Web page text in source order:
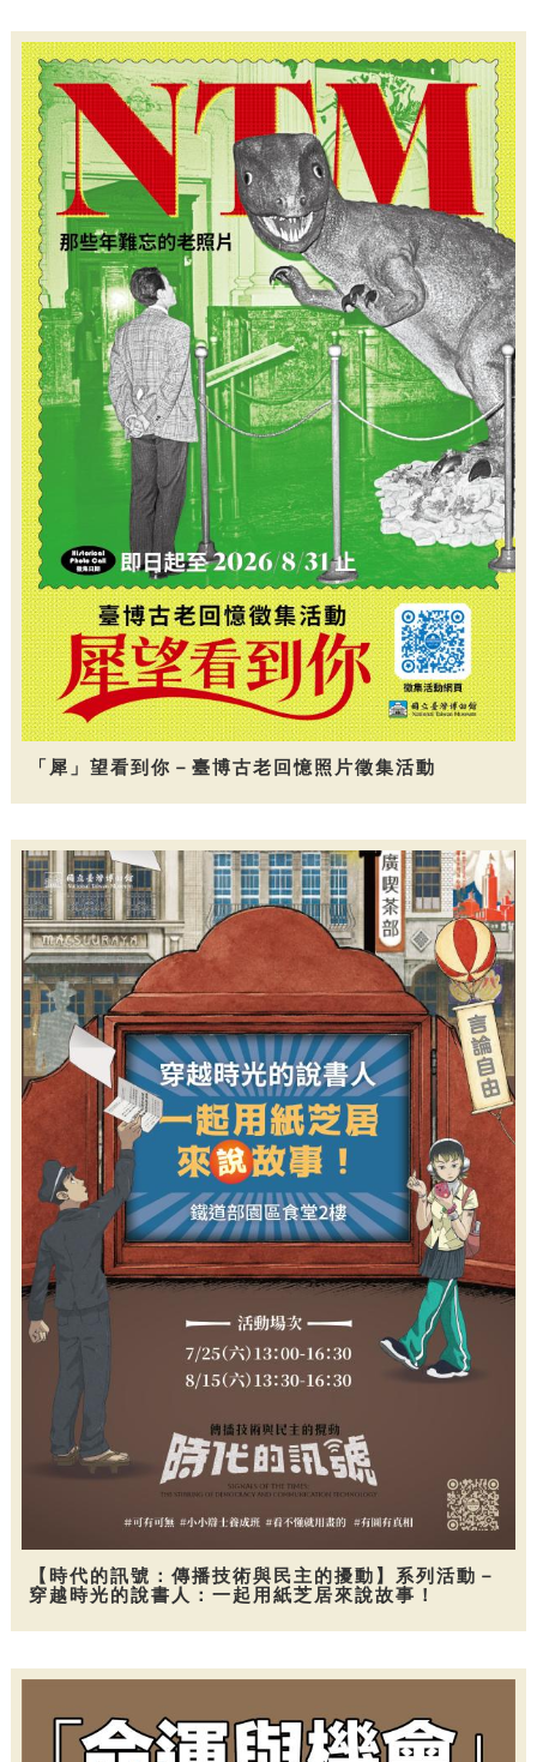
「犀」望看到你－臺博古老回憶照片徵集活動
【時代的訊號：傳播技術與民主的擾動】系列活動－
穿越時光的說書人：一起用紙芝居來說故事！